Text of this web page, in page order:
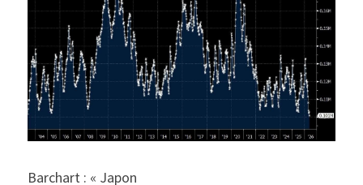
Barchart : « Japon